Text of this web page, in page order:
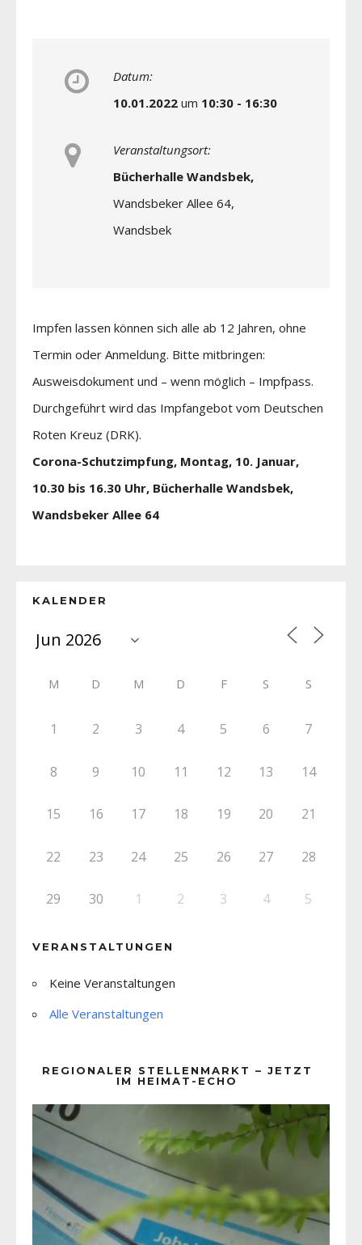
Datum:
10.01.2022 um 10:30 - 16:30
Veranstaltungsort:
Bücherhalle Wandsbek,
Wandsbeker Allee 64,
Wandsbek
Impfen lassen können sich alle ab 12 Jahren, ohne
Termin oder Anmeldung. Bitte mitbringen:
Ausweisdokument und – wenn möglich – Impfpass.
Durchgeführt wird das Impfangebot vom Deutschen
Roten Kreuz (DRK).
Corona-Schutzimpfung, Montag, 10. Januar,
10.30 bis 16.30 Uhr, Bücherhalle Wandsbek,
Wandsbeker Allee 64
KALENDER
M D M D F S S
1 2 3 4 5 6 7
8 9 10 11 12 13 14
15 16 17 18 19 20 21
22 23 24 25 26 27 28
29 30 1 2 3 4 5
VERANSTALTUNGEN
Keine Veranstaltungen
Alle Veranstaltungen
REGIONALER STELLENMARKT – JETZT
IM HEIMAT-ECHO
Player